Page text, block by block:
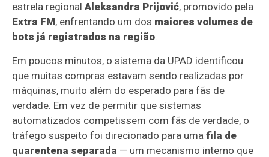
estrela regionalAleksandra Prijović, promovido pela
Extra FM, enfrentando um dos maiores volumes de
bots já registrados na região.
Em poucos minutos, o sistema da UPAD identificou
que muitas compras estavam sendo realizadas por
máquinas, muito além do esperado para fãs de
verdade. Em vez de permitir que sistemas
automatizados competissem com fãs de verdade, o
tráfego suspeito foi direcionado para umafila de
quarentena separada — um mecanismo interno que